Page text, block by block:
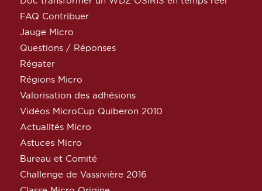
FAQ Contribuer
Jauge Micro
Questions / Réponses
Régater
Régions Micro
Valorisation des adhésions
Vidéos MicroCup Quiberon 2010
Actualités Micro
Astuces Micro
Bureau et Comité
Challenge de Vassivière 2016